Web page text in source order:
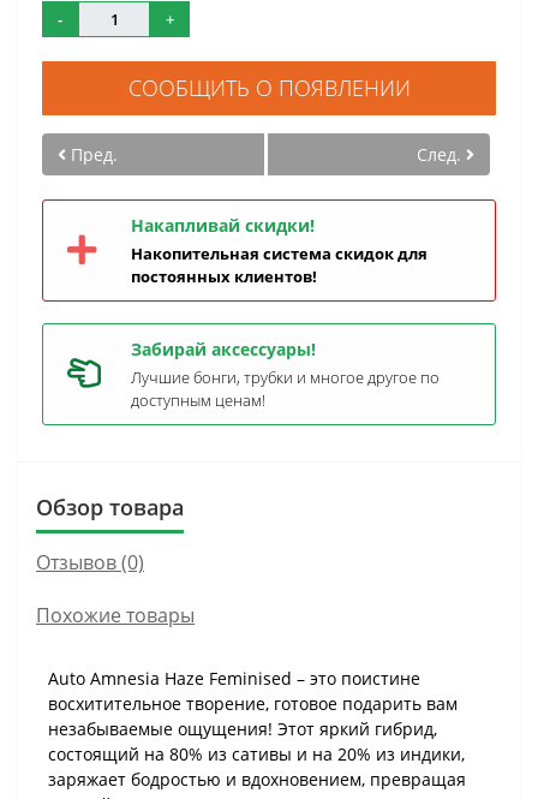
-
+
СООБЩИТЬ О ПОЯВЛЕНИИ
Пред. След.
Накапливай скидки!
Накопительная система скидок для
постоянных клиентов!
Забирай аксессуары!
Лучшие бонги, трубки и многое другое по
доступным ценам!
Обзор товара
Отзывов (0)
Похожие товары
Auto Amnesia Haze Feminised – это поистине
восхитительное творение, готовое подарить вам
незабываемые ощущения! Этот яркий гибрид,
состоящий на 80% из сативы и на 20% из индики,
заряжает бодростью и вдохновением, превращая